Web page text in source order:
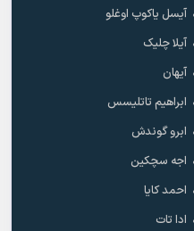
آیسل یاکوپ اوغلو
آیلا چلیک
آیهان
ابراهیم تاتلیسس
ابرو گوندش
اجه سچکین
احمد کایا
ادا تات